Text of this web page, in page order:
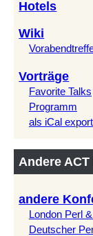
Hotels
Wiki
Vorträge
Favorite Talks
Programm
als iCal
Andere
andere
London Perl
Deutscher